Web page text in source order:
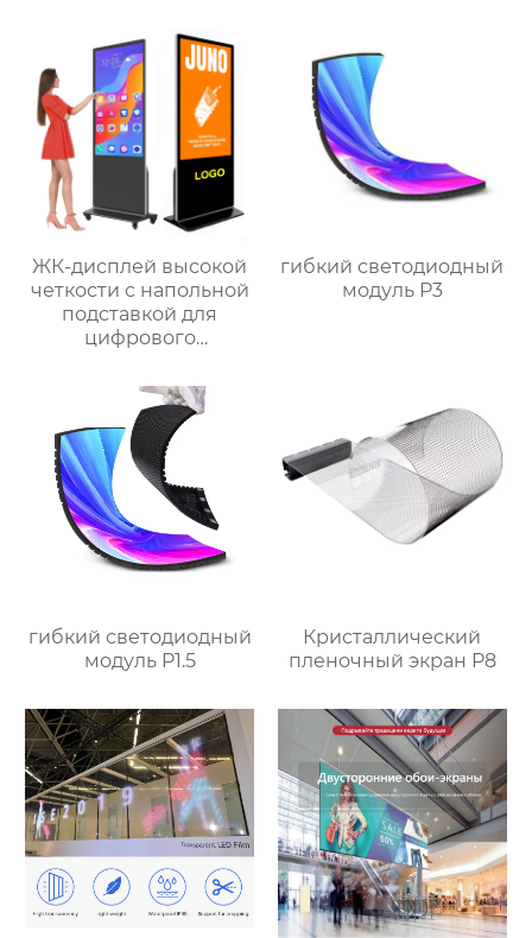
ЖК-дисплей высокой
четкости с напольной
подставкой для
цифрового
гибкий светодиодный
модуль P3
гибкий светодиодный
модуль P1.5
Кристаллический
пленочный экран P8